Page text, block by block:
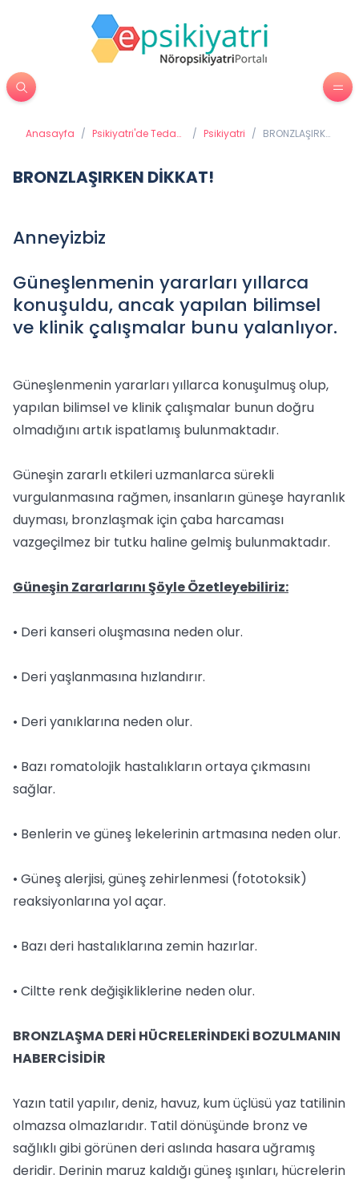
Anasayfa / Psikiyatri'de Tedavi
/ Psikiyatri / BRONZLAŞIRKEN
BRONZLAŞIRKEN DİKKAT!
Anneyizbiz
Güneşlenmenin yararları yıllarca
konuşuldu, ancak yapılan bilimsel
ve klinik çalışmalar bunu yalanlıyor.
Güneşlenmenin yararları yıllarca konuşulmuş olup,
yapılan bilimsel ve klinik çalışmalar bunun doğru
olmadığını artık ispatlamış bulunmaktadır.
Güneşin zararlı etkileri uzmanlarca sürekli
vurgulanmasına rağmen, insanların güneşe hayranlık
duyması, bronzlaşmak için çaba harcaması
vazgeçilmez bir tutku haline gelmiş bulunmaktadır.
Güneşin Zararlarını Şöyle Özetleyebiliriz:
• Deri kanseri oluşmasına neden olur.
• Deri yaşlanmasına hızlandırır.
• Deri yanıklarına neden olur.
• Bazı romatolojik hastalıkların ortaya çıkmasını
sağlar.
• Benlerin ve güneş lekelerinin artmasına neden olur.
• Güneş alerjisi, güneş zehirlenmesi (fototoksik)
reaksiyonlarına yol açar.
• Bazı deri hastalıklarına zemin hazırlar.
• Ciltte renk değişikliklerine neden olur.
BRONZLAŞMA DERİ HÜCRELERİNDEKİ BOZULMANIN
HABERCİSİDİR
Yazın tatil yapılır, deniz, havuz, kum üçlüsü yaz tatilinin
olmazsa olmazlarıdır. Tatil dönüşünde bronz ve
sağlıklı gibi görünen deri aslında hasara uğramış
deridir. Derinin maruz kaldığı güneş ışınları, hücrelerin